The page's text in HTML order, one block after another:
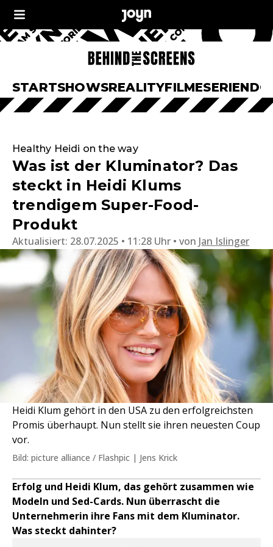
STARTSHOWSREALITYFILMESERIEN
Healthy Heidi on the way
Was ist der Kluminator? Das
steckt in Heidi Klums
trendigem Super-Food-
Produkt
Aktualisiert: 28.07.2025 • 11:28 Uhr von Jan Islinger
Heidi Klum gehört in den USA zu den erfolgreichsten
Promis überhaupt. Nun stellt sie ihren neuesten Coup
vor.
Bild: picture alliance / Flashpic | Jens Krick
Erfolg und Heidi Klum, das gehört zusammen wie
Modeln und Sed-Cards. Nun überrascht die
Unternehmerin ihre Fans mit dem Kluminator.
Was steckt dahinter?